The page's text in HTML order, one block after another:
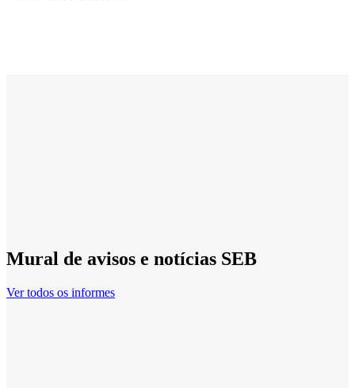
Mural de avisos e notícias SEB
Ver todos os informes